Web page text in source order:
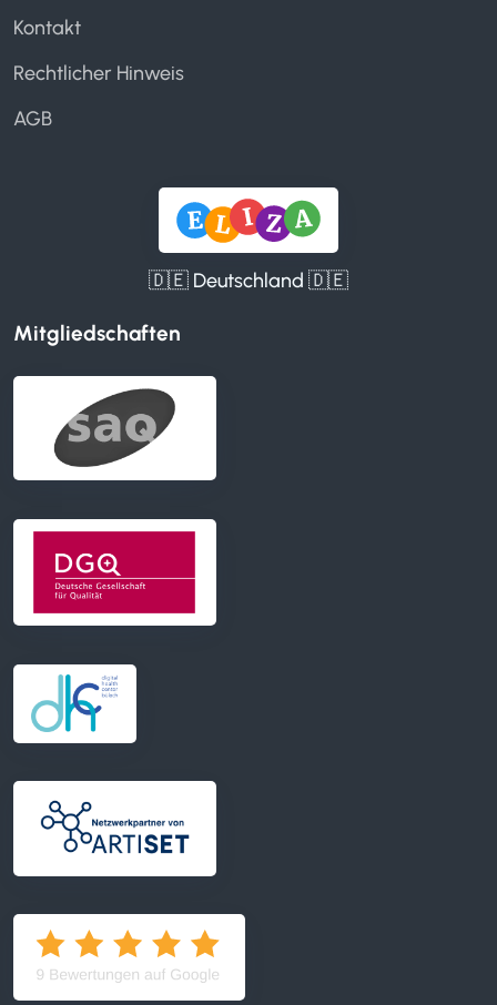
Kontakt
Rechtlicher Hinweis
AGB
🇩🇪 Deutschland 🇩🇪
Mitgliedschaften